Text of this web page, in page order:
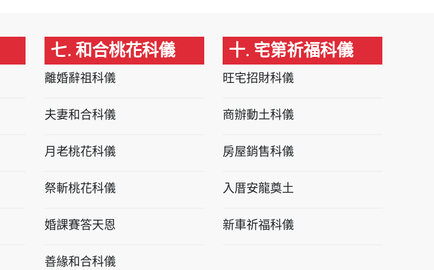
七. 和合桃花科儀
離婚辭祖科儀
夫妻和合科儀
月老桃花科儀
祭斬桃花科儀
婚課賽答天恩
善緣和合科儀
十. 宅第祈福科儀
旺宅招財科儀
商辦動土科儀
房屋銷售科儀
入厝安龍奠土
新車祈福科儀